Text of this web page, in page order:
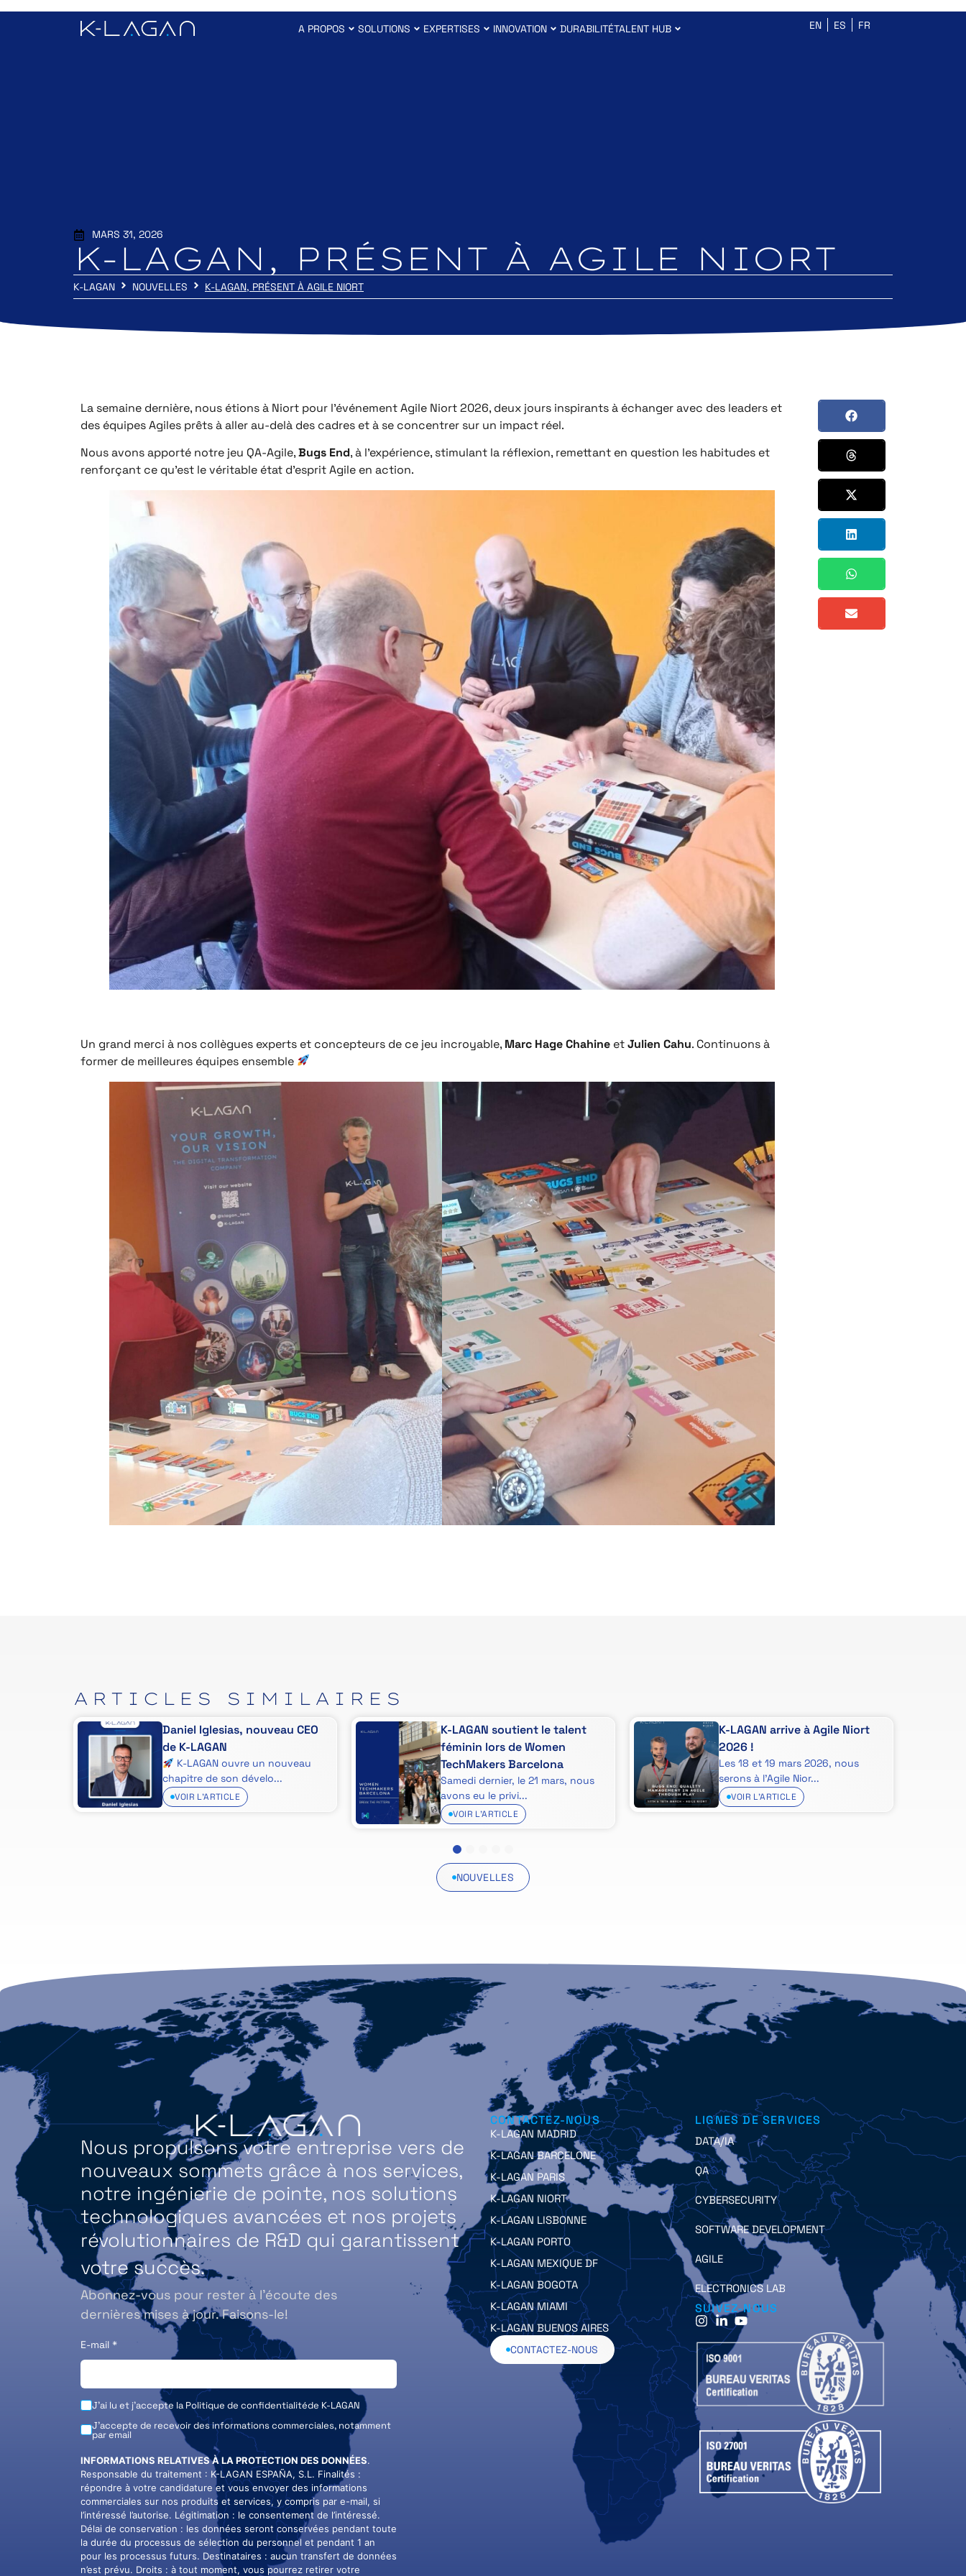
A PROPOS SOLUTIONS EXPERTISES INNOVATION DURABILITÉTALENT HUB EN ES FR
MARS 31, 2026
K-LAGAN, PRÉSENT À AGILE NIORT
K-LAGAN NOUVELLES K-LAGAN, PRÉSENT À AGILE NIORT
La semaine dernière, nous étions à Niort pour l’événement Agile Niort 2026, deux jours inspirants à échanger avec des leaders et
des équipes Agiles prêts à aller au-delà des cadres et à se concentrer sur un impact réel.
Nous avons apporté notre jeu QA-Agile,Bugs End, à l’expérience, stimulant la réflexion, remettant en question les habitudes et
renforçant ce qu’est le véritable état d’esprit Agile en action.
Un grand merci à nos collègues experts et concepteurs de ce jeu incroyable, Marc Hage Chahine etJulien Cahu. Continuons à
former de meilleures équipes ensemble
ARTICLES SIMILAIRES
Daniel Iglesias, nouveau CEO
de K-LAGAN
K-LAGAN ouvre un nouveau
chapitre de son dévelo...
VOIR L'ARTICLE
K-LAGAN soutient le talent
féminin lors de Women
TechMakers Barcelona
Samedi dernier, le 21 mars, nous
avons eu le privi...
VOIR L'ARTICLE
K-LAGAN arrive à Agile Niort
2026 !
Les 18 et 19 mars 2026, nous
serons à l’Agile Nior...
VOIR L'ARTICLE
4
NOUVELLES
Nous propulsons votre entreprise vers de
nouveaux sommets grâce à nos services,
notre ingénierie de pointe, nos solutions
technologiques avancées et nos projets
révolutionnaires de R&D qui garantissent
votre succès.
Abonnez-vous pour rester à l’écoute des
dernières mises à jour. Faisons-le!
E-mail *
J'ai lu et j'accepte laPolitique de confidentialitéde K-LAGAN
J'accepte de recevoir des informations commerciales, notamment
par email
INFORMATIONS RELATIVES À LA PROTECTION DES DONNÉES.
Responsable du traitement : K-LAGAN ESPAÑA, S.L. Finalités :
répondre à votre candidature et vous envoyer des informations
commerciales sur nos produits et services, y compris par e-mail, si
l’intéressé l’autorise. Légitimation : le consentement de l’intéressé.
Délai de conservation : les données seront conservées pendant toute
la durée du processus de sélection du personnel et pendant 1 an
pour les processus futurs. Destinataires : aucun transfert de données
n’est prévu. Droits : à tout moment, vous pourrez retirer votre
CONTACTEZ-NOUS
K-LAGAN MADRID
K-LAGAN BARCELONE
K-LAGAN PARIS
K-LAGAN NIORT
K-LAGAN LISBONNE
K-LAGAN PORTO
K-LAGAN MEXIQUE DF
K-LAGAN BOGOTA
K-LAGAN MIAMI
K-LAGAN BUENOS AIRES
CONTACTEZ-NOUS
LIGNES DE SERVICES
DATA/IA
QA
CYBERSECURITY
SOFTWARE DEVELOPMENT
AGILE
ELECTRONICS LAB
SUIVEZ-NOUS